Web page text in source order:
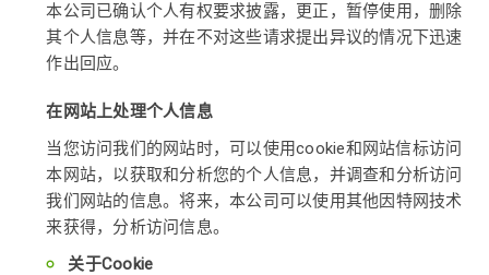
本公司已确认个人有权要求披露，更正，暂停使用，删除
其个人信息等，并在不对这些请求提出异议的情况下迅速
作出回应。
在网站上处理个人信息
当您访问我们的网站时，可以使用cookie和网站信标访问
本网站，以获取和分析您的个人信息，并调查和分析访问
我们网站的信息。将来，本公司可以使用其他因特网技术
来获得，分析访问信息。
关于Cookie